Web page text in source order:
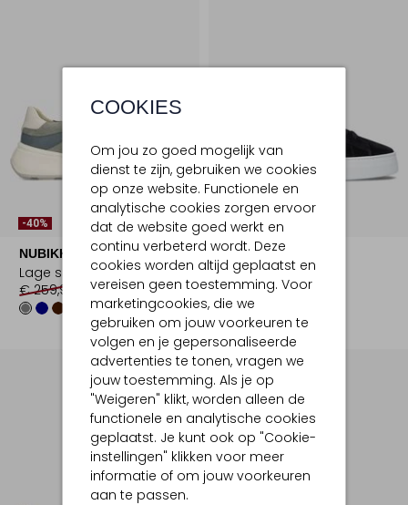
COOKIES
Om jou zo goed mogelijk van
dienst te zijn, gebruiken we cookies
op onze website. Functionele en
analytische cookies zorgen ervoor
dat de website goed werkt en
continu verbeterd wordt. Deze
cookies worden altijd geplaatst en
vereisen geen toestemming. Voor
marketingcookies, die we
gebruiken om jouw voorkeuren te
volgen en je gepersonaliseerde
advertenties te tonen, vragen we
jouw toestemming. Als je op
"Weigeren" klikt, worden alleen de
functionele en analytische cookies
geplaatst. Je kunt ook op "Cookie-
instellingen" klikken voor meer
informatie of om jouw voorkeuren
aan te passen.
-40%
NUBIKK
Lage sneakers
€ 259,99
€ 155,99
+2
-50%
NUBIKK
Lage sneakers
€ 219,99 € 109,99